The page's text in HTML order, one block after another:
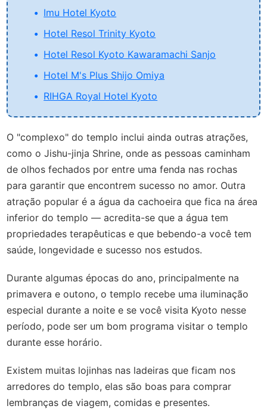
Imu Hotel Kyoto
Hotel Resol Trinity Kyoto
Hotel Resol Kyoto Kawaramachi Sanjo
Hotel M's Plus Shijo Omiya
RIHGA Royal Hotel Kyoto
O "complexo" do templo inclui ainda outras atrações,
como o Jishu-jinja Shrine, onde as pessoas caminham
de olhos fechados por entre uma fenda nas rochas
para garantir que encontrem sucesso no amor. Outra
atração popular é a água da cachoeira que fica na área
inferior do templo — acredita-se que a água tem
propriedades terapêuticas e que bebendo-a você tem
saúde, longevidade e sucesso nos estudos.
Durante algumas épocas do ano, principalmente na
primavera e outono, o templo recebe uma iluminação
especial durante a noite e se você visita Kyoto nesse
período, pode ser um bom programa visitar o templo
durante esse horário.
Existem muitas lojinhas nas ladeiras que ficam nos
arredores do templo, elas são boas para comprar
lembranças de viagem, comidas e presentes.